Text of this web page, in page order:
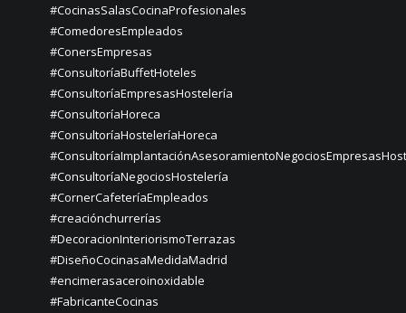
#CocinasSalasCocinaProfesionales
#ComedoresEmpleados
#ConersEmpresas
#ConsultoríaBuffetHoteles
#ConsultoríaEmpresasHostelería
#ConsultoríaHoreca
#ConsultoríaHosteleríaHoreca
#ConsultoríaNegociosHostelería
#CornerCafeteríaEmpleados
#creaciónchurrerías
#DecoracionInteriorismoTerrazas
#DiseñoCocinasaMedidaMadrid
#encimerasaceroinoxidable
#FabricanteCocinas